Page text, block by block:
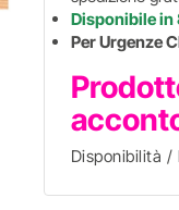
Disponibile in
Per Urgenze
Disponibilità /